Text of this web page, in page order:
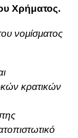
Χρήματος.
νομίσματος
κρατικών